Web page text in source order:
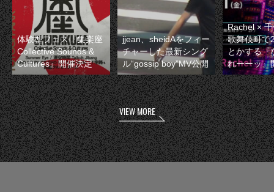
体験型フェス『集楽座
Collective Sounds &
Cultures』開催決定
jjean、sheidAをフィー
チャーした最新シング
ル“gossip boy”MV公開
Rachel ×
歌舞伎町で
とかする『
れーーッ』
VIEW MORE